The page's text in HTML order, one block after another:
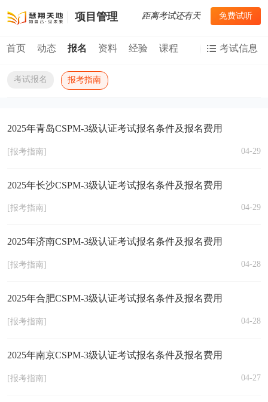
项目管理 免费试听
距离考试还有天
首页 动态 报名 资料 经验 课程 考试信息
考试报名 报考指南
2025年青岛CSPM-3级认证考试报名条件及报名费用
[报考指南] 04-29
2025年长沙CSPM-3级认证考试报名条件及报名费用
[报考指南] 04-29
2025年济南CSPM-3级认证考试报名条件及报名费用
[报考指南] 04-28
2025年合肥CSPM-3级认证考试报名条件及报名费用
[报考指南] 04-28
2025年南京CSPM-3级认证考试报名条件及报名费用
[报考指南] 04-27